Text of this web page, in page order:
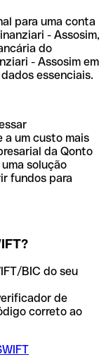
para uma conta
- Assosim,
do
- Assosim em
essenciais.
a um custo mais
da Qonto
solução
fundos para
BIC do seu
de
correto ao